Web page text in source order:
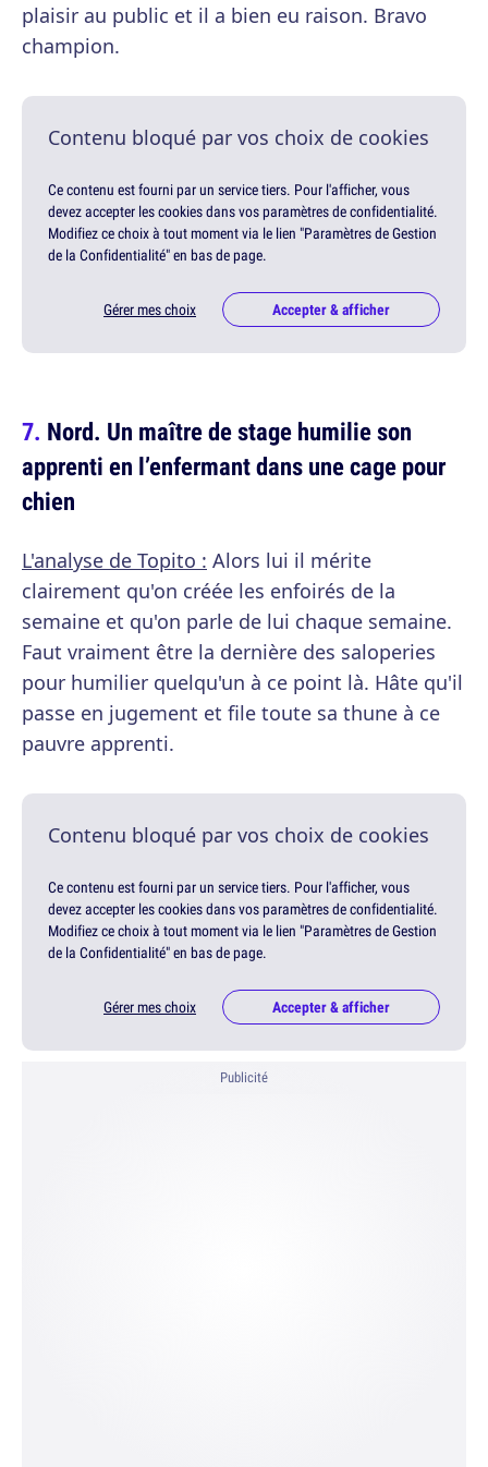
plaisir au public et il a bien eu raison. Bravo
champion.
Contenu bloqué par vos choix de cookies
Ce contenu est fourni par un service tiers. Pour l'afficher, vous
devez accepter les cookies dans vos paramètres de confidentialité.
Modifiez ce choix à tout moment via le lien "Paramètres de Gestion
de la Confidentialité" en bas de page.
Gérer mes choix Accepter & afficher
Nord. Un maître de stage humilie son
apprenti en l’enfermant dans une cage pour
chien
L'analyse de Topito : Alors lui il mérite
clairement qu'on créée les enfoirés de la
semaine et qu'on parle de lui chaque semaine.
Faut vraiment être la dernière des saloperies
pour humilier quelqu'un à ce point là. Hâte qu'il
passe en jugement et file toute sa thune à ce
pauvre apprenti.
Contenu bloqué par vos choix de cookies
Ce contenu est fourni par un service tiers. Pour l'afficher, vous
devez accepter les cookies dans vos paramètres de confidentialité.
Modifiez ce choix à tout moment via le lien "Paramètres de Gestion
de la Confidentialité" en bas de page.
Gérer mes choix Accepter & afficher
Publicité